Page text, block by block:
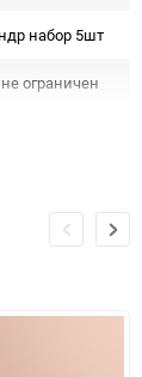
набор 5шт
ограничен